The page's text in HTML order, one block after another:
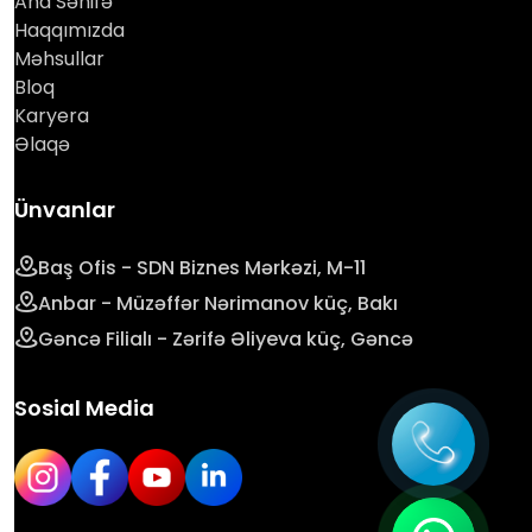
Haqqımızda
Məhsullar
Bloq
Karyera
Əlaqə
Ünvanlar
Baş Ofis - SDN Biznes Mərkəzi, M-11
Anbar - Müzəffər Nərimanov küç, Bakı
Gəncə Filialı - Zərifə Əliyeva küç, Gəncə
Sosial Media